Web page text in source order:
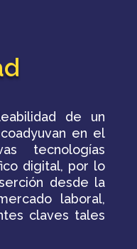
de un
en el
tecnologías
digital, por lo
desde la
laboral,
claves tales